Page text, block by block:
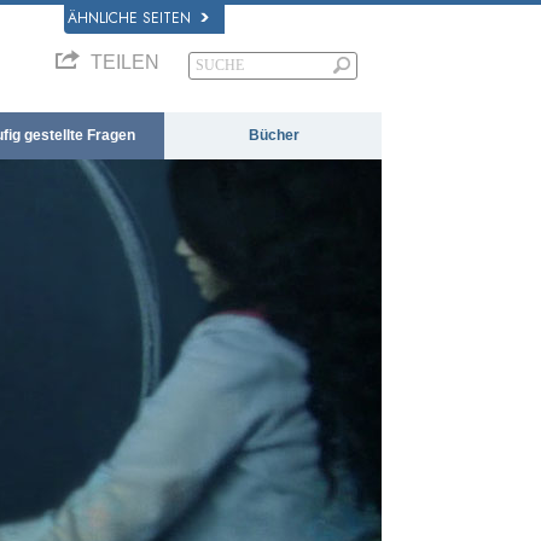
ÄHNLICHE SEITEN
TEILEN
gestellte Fragen Bücher